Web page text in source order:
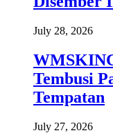
July 28, 2026
Tembusi
Tempatan
July 27, 2026